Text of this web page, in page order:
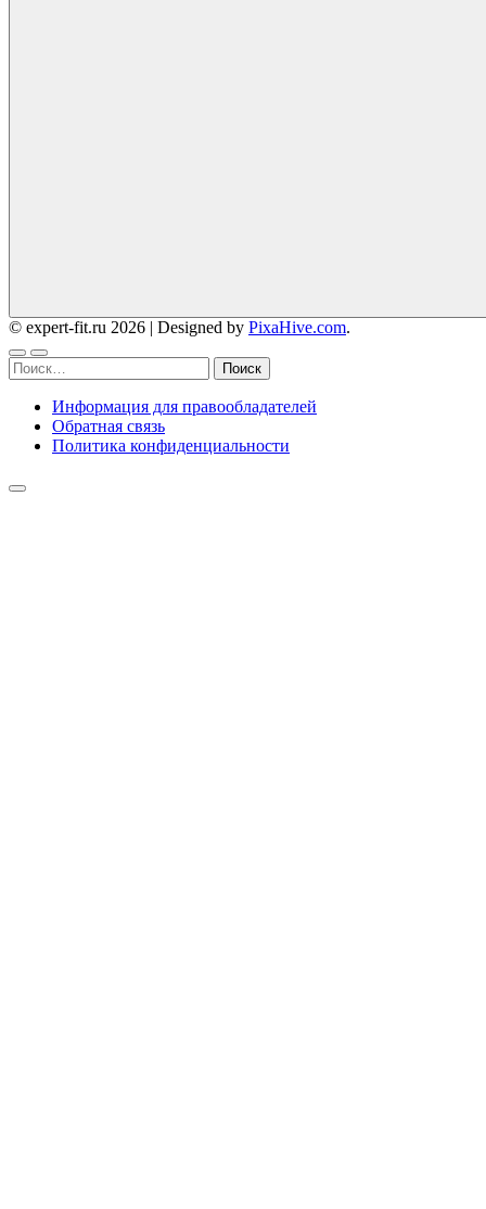
© expert-fit.ru 2026 | Designed by PixaHive.com.
Найти:
Информация для правообладателей
Обратная связь
Политика конфиденциальности